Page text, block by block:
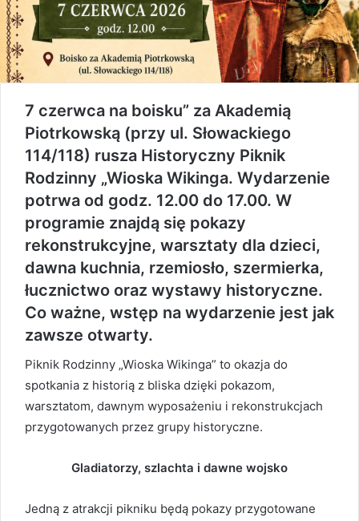
7 czerwca na boisku” za Akademią
Piotrkowską (przy ul. Słowackiego
114/118) rusza Historyczny Piknik
Rodzinny „Wioska Wikinga. Wydarzenie
potrwa od godz. 12.00 do 17.00. W
programie znajdą się pokazy
rekonstrukcyjne, warsztaty dla dzieci,
dawna kuchnia, rzemiosło, szermierka,
łucznictwo oraz wystawy historyczne.
Co ważne, wstęp na wydarzenie jest jak
zawsze otwarty.
Piknik Rodzinny „Wioska Wikinga” to okazja do
spotkania z historią z bliska dzięki pokazom,
warsztatom, dawnym wyposażeniu i rekonstrukcjach
przygotowanych przez grupy historyczne.
Gladiatorzy, szlachta i dawne wojsko
Jedną z atrakcji pikniku będą pokazy przygotowane